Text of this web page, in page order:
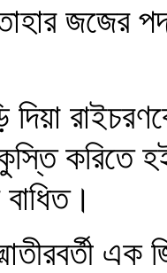
জজের
দিয়া
এক